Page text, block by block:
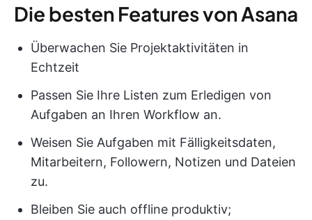
Die besten Features von Asana
Überwachen Sie Projektaktivitäten in
Echtzeit
Passen Sie Ihre Listen zum Erledigen von
Aufgaben an Ihren Workflow an.
Weisen Sie Aufgaben mit Fälligkeitsdaten,
Mitarbeitern, Followern, Notizen und Dateien
zu.
Bleiben Sie auch offline produktiv;